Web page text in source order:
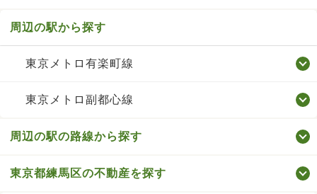
周辺の駅から探す
東京メトロ有楽町線
東京メトロ副都心線
周辺の駅の路線から探す
東京都練馬区の不動産を探す